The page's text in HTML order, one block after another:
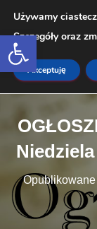
Open
Opublikowane
Używamy
Szczegóły oraz
Akceptuję